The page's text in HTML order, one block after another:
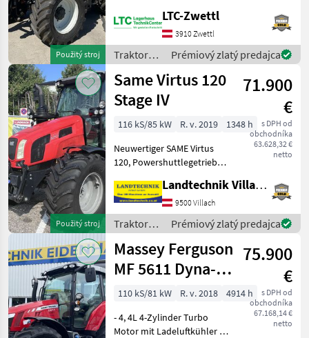
Použitý stroj
18.04.2018; Getriebetyp:
Teillastschaltgetriebe;
Name des Getriebes:
Schaltgetriebe ;
Hydraulische Lenkung
LTC-Zwettl
3910 Zwettl
Traktory /
Steyr
Prémiový zlatý predajca
Použitý stroj
Same Virtus 120
Stage IV
71.900
€
s DPH od
obchodníka
63.628,32 €
netto
116 kS/85 kW R. v. 2019
1348 h
Neuwertiger SAME Virtus
120, Powershuttlegetriebe
Lastschaltung 30/30 und
Stop & Go Funktion,
luftgefederte
Komfortkabine mit
Klimaanlage, Gramm
Landtechnik Villach GmbH
9500 Villach
Traktory /
Same
Prémiový zlatý predajca
Massey Ferguson
MF 5611 Dyna-6
Essential
75.900
€
s DPH od
obchodníka
67.168,14 €
netto
110 kS/81 kW R. v. 2018
4914 h
- 4, 4L 4-Zylinder Turbo
Motor mit Ladeluftkühler -